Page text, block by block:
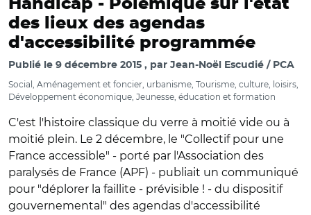
Handicap - Polémique sur l'état
des lieux des agendas
d'accessibilité programmée
Publié le 9 décembre 2015 par Jean-Noël Escudié / PCA
Social, Aménagement et foncier, urbanisme, Tourisme, culture, loisirs,
Développement économique, Jeunesse, éducation et formation
C'est l'histoire classique du verre à moitié vide ou à
moitié plein. Le 2 décembre, le "Collectif pour une
France accessible" - porté par l'Association des
paralysés de France (APF) - publiait un communiqué
pour "déplorer la faillite - prévisible ! - du dispositif
gouvernemental" des agendas d'accessibilité